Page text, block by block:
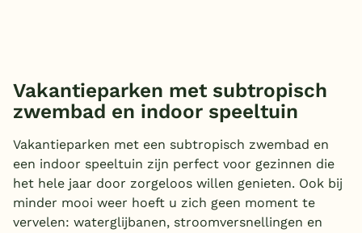
Vakantieparken met subtropisch
zwembad en indoor speeltuin
Vakantieparken met een subtropisch zwembad en
een indoor speeltuin zijn perfect voor gezinnen die
het hele jaar door zorgeloos willen genieten. Ook bij
minder mooi weer hoeft u zich geen moment te
vervelen: waterglijbanen, stroomversnellingen en